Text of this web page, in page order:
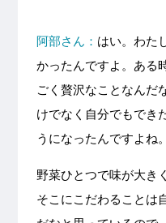
阿部さん： はい。わた
かったんですよ。ある
ごく贅沢なことなんだ
けでなく自分でもでき
うになったんですよね。
野菜ひとつで味が大き
そこにこだわることは